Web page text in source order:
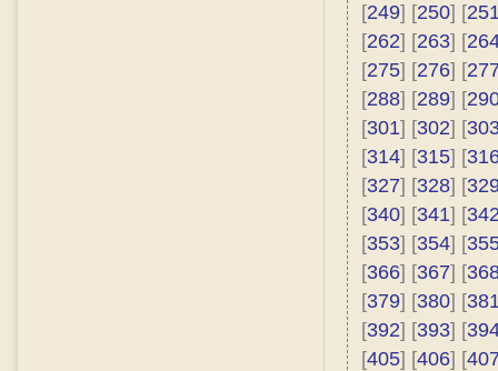
[249] [250] [
[262] [263] [
[275] [276] [
[288] [289] [
[301] [302] [
[314] [315] [
[327] [328] [
[340] [341] [
[353] [354] [
[366] [367] [
[379] [380] [
[392] [393] [
[405] [406] [